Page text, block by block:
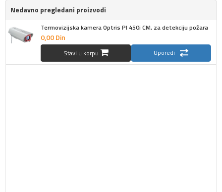
Nedavno pregledani proizvodi
Termovizijska kamera Optris PI 450i CM, za detekciju požara
0,00Din
Stavi u korpu Uporedi